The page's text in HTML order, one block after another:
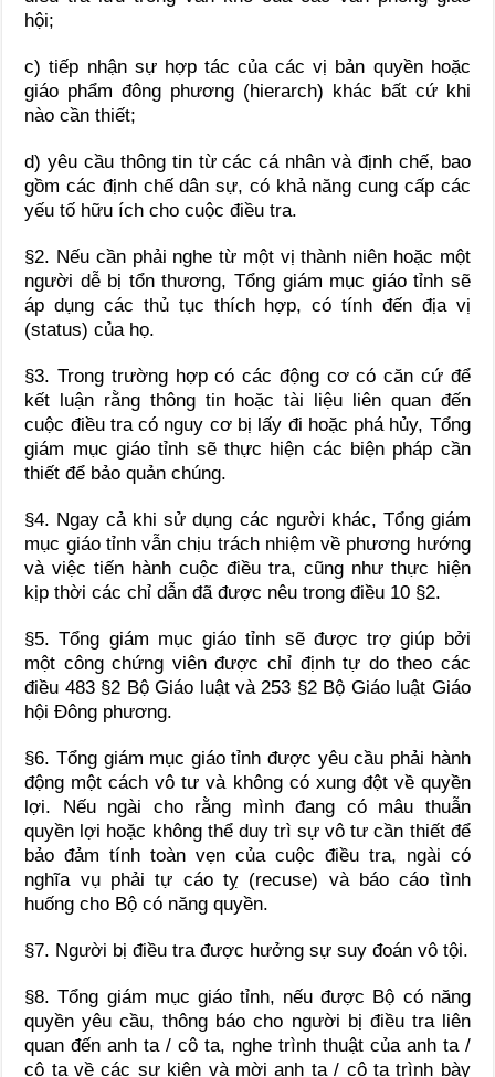
hội;
c) tiếp nhận sự hợp tác của các vị bản quyền hoặc
giáo phẩm đông phương (hierarch) khác bất cứ khi
nào cần thiết;
d) yêu cầu thông tin từ các cá nhân và định chế, bao
gồm các định chế dân sự, có khả năng cung cấp các
yếu tố hữu ích cho cuộc điều tra.
§2. Nếu cần phải nghe từ một vị thành niên hoặc một
người dễ bị tổn thương, Tổng giám mục giáo tỉnh sẽ
áp dụng các thủ tục thích hợp, có tính đến địa vị
(status) của họ.
§3. Trong trường hợp có các động cơ có căn cứ để
kết luận rằng thông tin hoặc tài liệu liên quan đến
cuộc điều tra có nguy cơ bị lấy đi hoặc phá hủy, Tổng
giám mục giáo tỉnh sẽ thực hiện các biện pháp cần
thiết để bảo quản chúng.
§4. Ngay cả khi sử dụng các người khác, Tổng giám
mục giáo tỉnh vẫn chịu trách nhiệm về phương hướng
và việc tiến hành cuộc điều tra, cũng như thực hiện
kịp thời các chỉ dẫn đã được nêu trong điều 10 §2.
§5. Tổng giám mục giáo tỉnh sẽ được trợ giúp bởi
một công chứng viên được chỉ định tự do theo các
điều 483 §2 Bộ Giáo luật và 253 §2 Bộ Giáo luật Giáo
hội Đông phương.
§6. Tổng giám mục giáo tỉnh được yêu cầu phải hành
động một cách vô tư và không có xung đột về quyền
lợi. Nếu ngài cho rằng mình đang có mâu thuẫn
quyền lợi hoặc không thể duy trì sự vô tư cần thiết để
bảo đảm tính toàn vẹn của cuộc điều tra, ngài có
nghĩa vụ phải tự cáo tỵ (recuse) và báo cáo tình
huống cho Bộ có năng quyền.
§7. Người bị điều tra được hưởng sự suy đoán vô tội.
§8. Tổng giám mục giáo tỉnh, nếu được Bộ có năng
quyền yêu cầu, thông báo cho người bị điều tra liên
quan đến anh ta / cô ta, nghe trình thuật của anh ta /
cô ta về các sự kiện và mời anh ta / cô ta trình bày